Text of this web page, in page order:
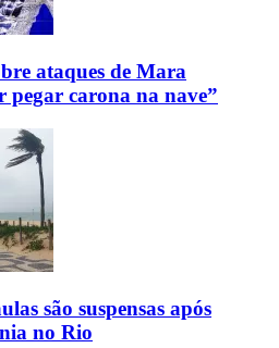
ataques de Mara
carona na nave”
são suspensas após
no Rio